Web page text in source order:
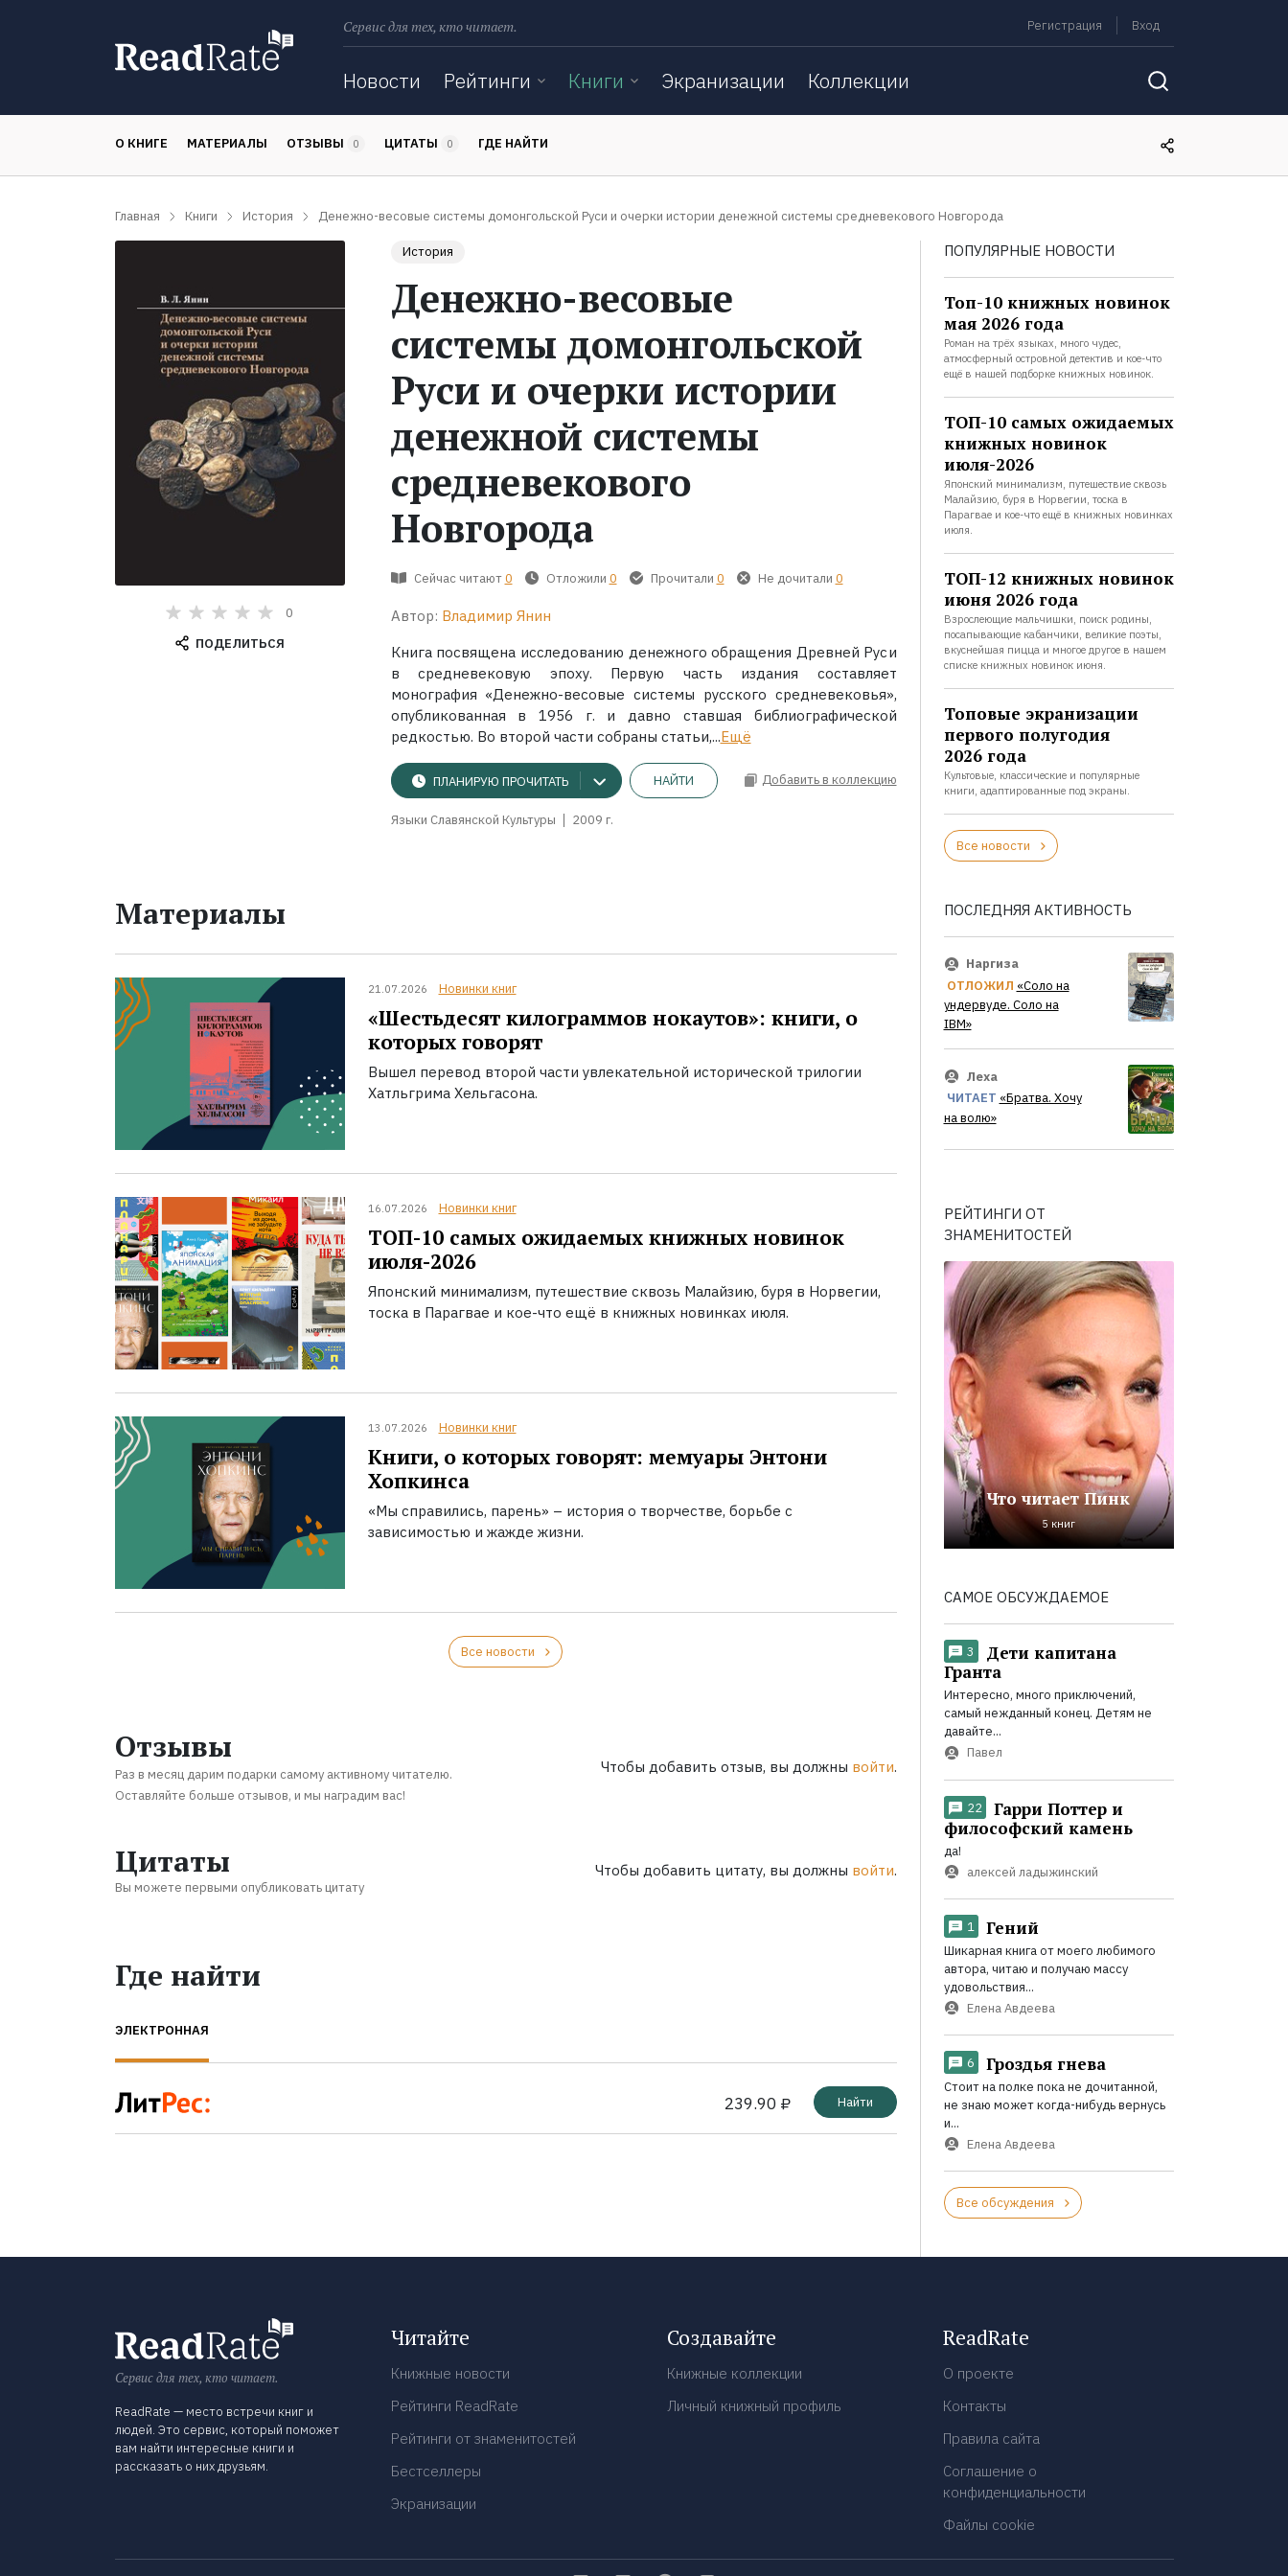
Сервис для тех, кто читает. Регистрация Вход
Новости Рейтинги Книги Экранизации Коллекции
О КНИГЕ МАТЕРИАЛЫ ОТЗЫВЫ 0 ЦИТАТЫ 0 ГДЕ НАЙТИ
Главная Книги История Денежно-весовые системы домонгольской Руси и очерки истории денежной системы средневекового Новгорода
0
ПОДЕЛИТЬСЯ
История
Денежно-весовые
системы домонгольской
Руси и очерки истории
денежной системы
средневекового
Новгорода
Сейчас читают 0 Отложили 0 Прочитали 0 Не дочитали 0
Автор: Владимир Янин
Книга посвящена исследованию денежного обращения Древней Руси
в средневековую эпоху. Первую часть издания составляет
монография «Денежно-весовые системы русского средневековья»,
опубликованная в 1956 г. и давно ставшая библиографической
редкостью. Во второй части собраны статьи,...Ещё
ПЛАНИРУЮ ПРОЧИТАТЬ НАЙТИ Добавить в коллекцию
Языки Славянской Культуры 2009 г.
Материалы
21.07.2026 Новинки книг
«Шестьдесят килограммов нокаутов»: книги, о
которых говорят
Вышел перевод второй части увлекательной исторической трилогии
Хатльгрима Хельгасона.
16.07.2026 Новинки книг
ТОП-10 самых ожидаемых книжных новинок
июля-2026
Японский минимализм, путешествие сквозь Малайзию, буря в Норвегии,
тоска в Парагвае и кое-что ещё в книжных новинках июля.
13.07.2026 Новинки книг
Книги, о которых говорят: мемуары Энтони
Хопкинса
«Мы справились, парень» – история о творчестве, борьбе с
зависимостью и жажде жизни.
Все новости
Отзывы
Раз в месяц дарим подарки самому активному читателю.
Оставляйте больше отзывов, и мы наградим вас!
Чтобы добавить отзыв, вы должны войти.
Цитаты
Вы можете первыми опубликовать цитату
Чтобы добавить цитату, вы должны войти.
Где найти
ЭЛЕКТРОННАЯ
239.90 ₽ Найти
ПОПУЛЯРНЫЕ НОВОСТИ
Топ-10 книжных новинок
мая 2026 года
Роман на трёх языках, много чудес,
атмосферный островной детектив и кое-что
ещё в нашей подборке книжных новинок.
ТОП-10 самых ожидаемых
книжных новинок
июля-2026
Японский минимализм, путешествие сквозь
Малайзию, буря в Норвегии, тоска в
Парагвае и кое-что ещё в книжных новинках
июля.
ТОП-12 книжных новинок
июня 2026 года
Взрослеющие мальчишки, поиск родины,
посапывающие кабанчики, великие поэты,
вкуснейшая пицца и многое другое в нашем
списке книжных новинок июня.
Топовые экранизации
первого полугодия
2026 года
Культовые, классические и популярные
книги, адаптированные под экраны.
Все новости
ПОСЛЕДНЯЯ АКТИВНОСТЬ
Наргиза
ОТЛОЖИЛ «Соло на
ундервуде. Соло на
IBM»
Леха
ЧИТАЕТ «Братва. Хочу
на волю»
РЕЙТИНГИ ОТ
ЗНАМЕНИТОСТЕЙ
Что читает Пинк
5 книг
САМОЕ ОБСУЖДАЕМОЕ
3
Дети капитана
Гранта
Интересно, много приключений,
самый нежданный конец. Детям не
давайте...
Павел
22
Гарри Поттер и
философский камень
да!
алексей ладыжинский
1 Гений
Шикарная книга от моего любимого
автора, читаю и получаю массу
удовольствия...
Елена Авдеева
6 Гроздья гнева
Стоит на полке пока не дочитанной,
не знаю может когда-нибудь вернусь
и...
Елена Авдеева
Все обсуждения
Сервис для тех, кто читает.
ReadRate — место встречи книг и
людей. Это сервис, который поможет
вам найти интересные книги и
рассказать о них друзьям.
Читайте
Книжные новости
Рейтинги ReadRate
Рейтинги от знаменитостей
Бестселлеры
Экранизации
Создавайте
Книжные коллекции
Личный книжный профиль
ReadRate
О проекте
Контакты
Правила сайта
Соглашение о
конфиденциальности
Файлы cookie